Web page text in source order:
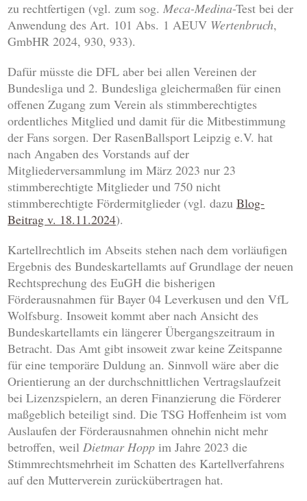
zu rechtfertigen (vgl. zum sog.Meca-Medina-Test bei der
Anwendung des Art. 101 Abs. 1 AEUV Wertenbruch,
GmbHR 2024, 930, 933).
Dafür müsste die DFL aber bei allen Vereinen der
Bundesliga und 2. Bundesliga gleichermaßen für einen
offenen Zugang zum Verein als stimmberechtigtes
ordentliches Mitglied und damit für die Mitbestimmung
der Fans sorgen. Der RasenBallsport Leipzig e.V. hat
nach Angaben des Vorstands auf der
Mitgliederversammlung im März 2023 nur 23
stimmberechtigte Mitglieder und 750 nicht
stimmberechtigte Fördermitglieder (vgl. dazuBlog-
Beitrag v. 18.11.2024).
Kartellrechtlich im Abseits stehen nach dem vorläufigen
Ergebnis des Bundeskartellamts auf Grundlage der neuen
Rechtsprechung des EuGH die bisherigen
Förderausnahmen für Bayer 04 Leverkusen und den VfL
Wolfsburg. Insoweit kommt aber nach Ansicht des
Bundeskartellamts ein längerer Übergangszeitraum in
Betracht. Das Amt gibt insoweit zwar keine Zeitspanne
für eine temporäre Duldung an. Sinnvoll wäre aber die
Orientierung an der durchschnittlichen Vertragslaufzeit
bei Lizenzspielern, an deren Finanzierung die Förderer
maßgeblich beteiligt sind. Die TSG Hoffenheim ist vom
Auslaufen der Förderausnahmen ohnehin nicht mehr
betroffen, weilDietmar Hopp im Jahre 2023 die
Stimmrechtsmehrheit im Schatten des Kartellverfahrens
auf den Mutterverein zurückübertragen hat.